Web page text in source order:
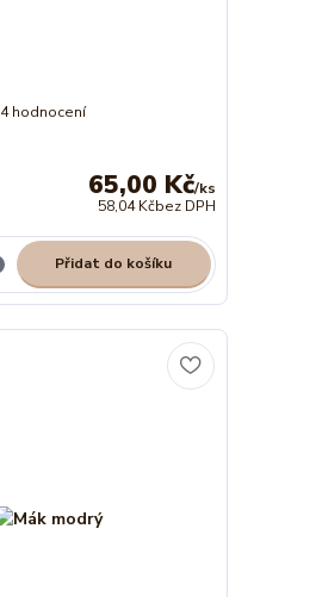
4 hodnocení
65,00 Kč/ks
58,04 Kčbez DPH
Přidat do košíku